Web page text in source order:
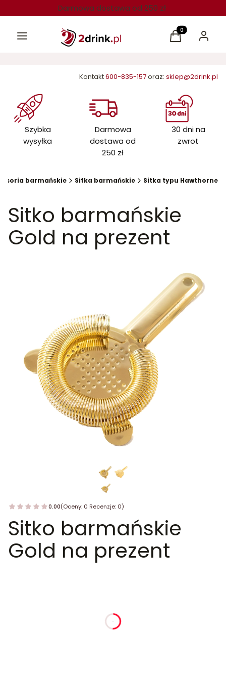
Darmowa dostawa od 250 zł
Menu Produkty w
Koszyk Zaloguj
Kontakt600-835-157oraz: sklep@2drink.pl
Szybka
wysyłka
Darmowa
dostawa od
250 zł
30 dni na
zwrot
barmańskie Sitka barmańskie Sitka typu Hawthorne
Sitko barmańskie
Gold na prezent
0.00(Oceny: 0 Recenzje: 0)
Sitko barmańskie
Gold na prezent